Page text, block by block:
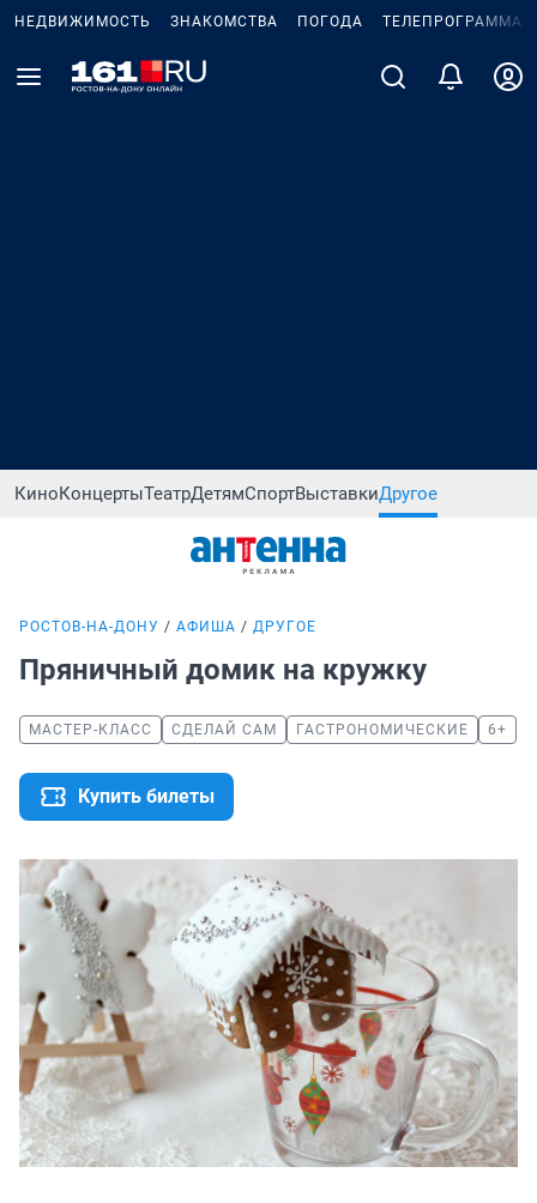
НЕДВИЖИМОСТЬ ЗНАКОМСТВА ПОГОДА ТЕЛЕПРОГРАММА
КиноКонцертыТеатрДетямСпортВыставкиДругое
РОСТОВ-НА-ДОНУ АФИША ДРУГОЕ
Пряничный домик на кружку
МАСТЕР-КЛАСС СДЕЛАЙ САМ ГАСТРОНОМИЧЕСКИЕ 6+
Купить билеты